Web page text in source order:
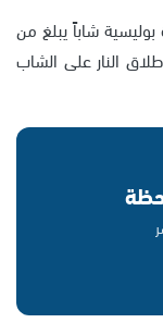
شاباً يبلغ من
النار على الشاب